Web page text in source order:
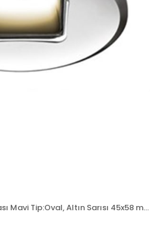
Ember Led Merdiven Lambası Mavi Tip:Oval, Altın Sarısı 45x58 mm